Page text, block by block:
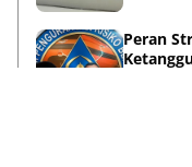
Peran